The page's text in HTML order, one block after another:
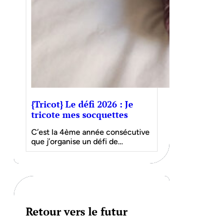
{Tricot} Le défi 2026 : Je
tricote mes socquettes
C’est la 4ème année consécutive
que j’organise un défi de…
Retour vers le futur